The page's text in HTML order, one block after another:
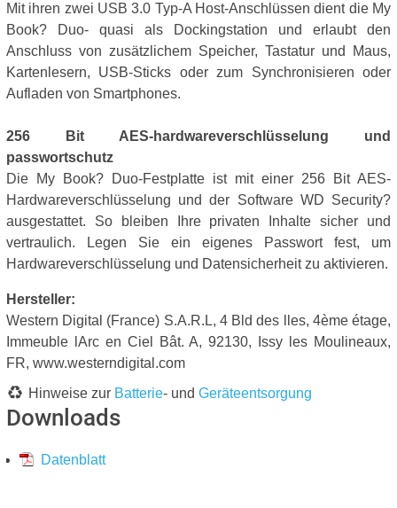
Mit ihren zwei USB 3.0 Typ-A Host-Anschlüssen dient die My
Book? Duo- quasi als Dockingstation und erlaubt den
Anschluss von zusätzlichem Speicher, Tastatur und Maus,
Kartenlesern, USB-Sticks oder zum Synchronisieren oder
Aufladen von Smartphones.
256 Bit AES-hardwareverschlüsselung und
passwortschutz
Die My Book? Duo-Festplatte ist mit einer 256 Bit AES-
Hardwareverschlüsselung und der Software WD Security?
ausgestattet. So bleiben Ihre privaten Inhalte sicher und
vertraulich. Legen Sie ein eigenes Passwort fest, um
Hardwareverschlüsselung und Datensicherheit zu aktivieren.
Hersteller:
Western Digital (France) S.A.R.L, 4 Bld des lles, 4ème étage,
Immeuble lArc en Ciel Bât. A, 92130, Issy les Moulineaux,
FR, www.westerndigital.com
Hinweise zur Batterie- und Geräteentsorgung
Downloads
Datenblatt